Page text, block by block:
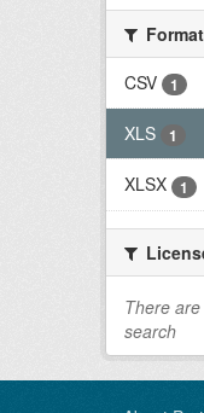
CSV
1
XLS 1
XLSX 1
There
search